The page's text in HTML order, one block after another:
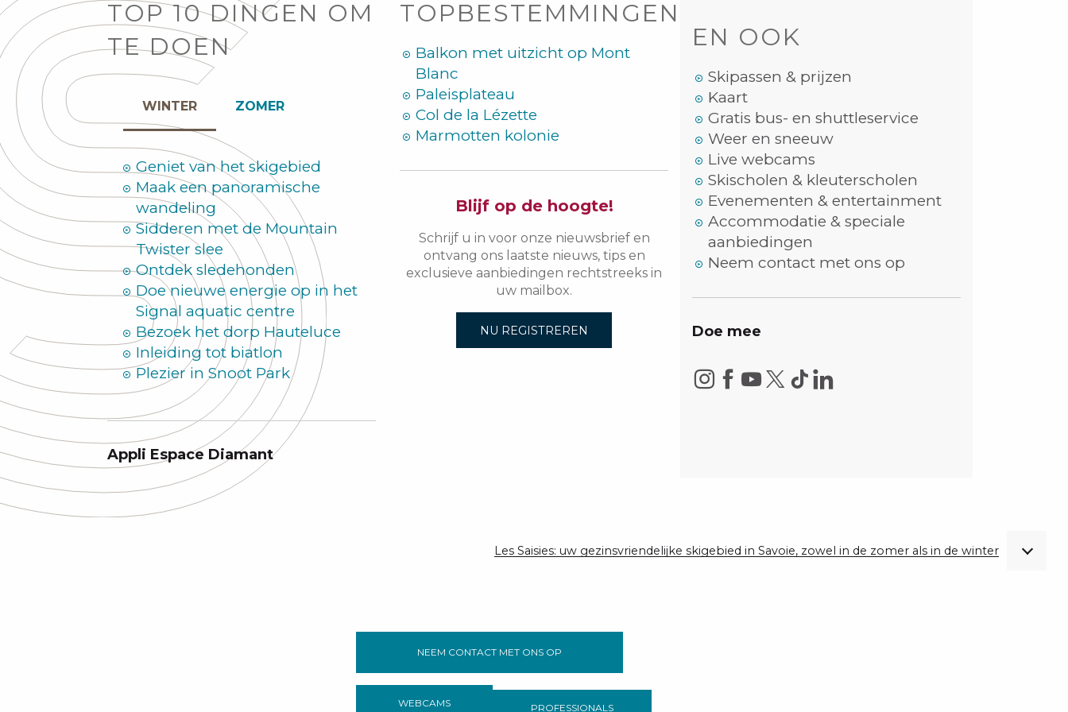
TOP 10 DINGEN OM
TE DOEN
WINTER ZOMER
Geniet van het skigebied
Maak een panoramische
wandeling
Sidderen met de Mountain
Twister slee
Ontdek sledehonden
Doe nieuwe energie op in het
Signal aquatic centre
Bezoek het dorp Hauteluce
Inleiding tot biatlon
Plezier in Snoot Park
Appli Espace Diamant
TOPBESTEMMINGEN
Balkon met uitzicht op Mont
Blanc
Paleisplateau
Col de la Lézette
Marmotten kolonie
Blijf op de hoogte!
Schrijf u in voor onze nieuwsbrief en
ontvang ons laatste nieuws, tips en
exclusieve aanbiedingen rechtstreeks in
uw mailbox.
NU REGISTREREN
EN OOK
Skipassen & prijzen
Kaart
Gratis bus- en shuttleservice
Weer en sneeuw
Live webcams
Skischolen & kleuterscholen
Evenementen & entertainment
Accommodatie & speciale
aanbiedingen
Neem contact met ons op
Doe mee
Les Saisies: uw gezinsvriendelijke skigebied in Savoie, zowel in de zomer als in de winter
NEEM CONTACT MET ONS OP
WEBCAMS PROFESSIONALS